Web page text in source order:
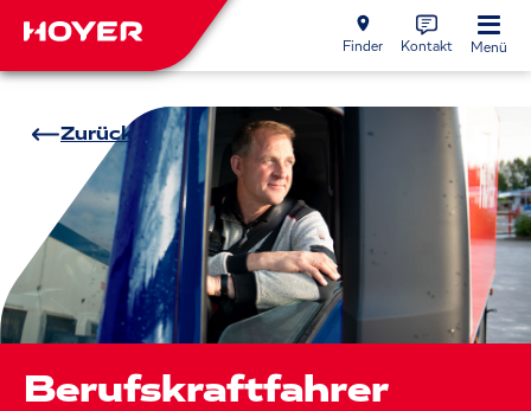
Finder Kontakt Menü
Zurück
Berufskraftfahrer